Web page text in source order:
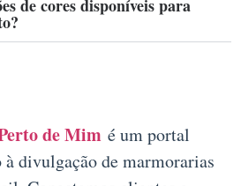
de cores disponíveis para
de Mim é um portal
divulgação de marmorarias